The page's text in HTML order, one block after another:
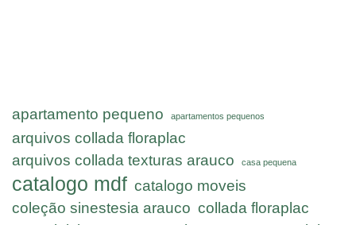
apartamento pequeno apartamentos pequenos
arquivos collada floraplac
arquivos collada texturas arauco
casa pequena
catalogo mdf catalogo moveis
coleção sinestesia arauco collada floraplac